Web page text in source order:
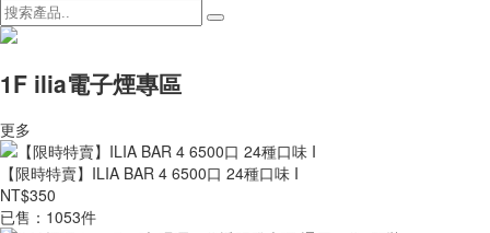
1F ilia電子煙專區
更多
【限時特賣】ILIA BAR 4 6500口 24種口味 I
NT$350
已售：1053件